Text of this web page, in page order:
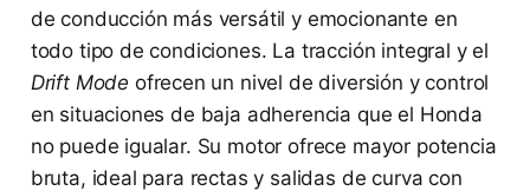
de conducción más versátil y emocionante en
todo tipo de condiciones. La tracción integral y el
Drift Mode ofrecen un nivel de diversión y control
en situaciones de baja adherencia que el Honda
no puede igualar. Su motor ofrece mayor potencia
bruta, ideal para rectas y salidas de curva con